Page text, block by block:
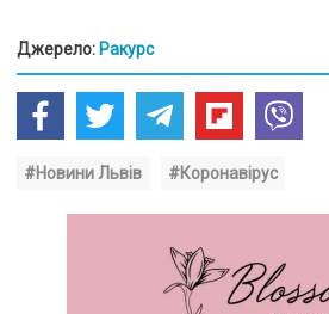
Джерело: Ракурс
#Новини Львів #Коронавірус